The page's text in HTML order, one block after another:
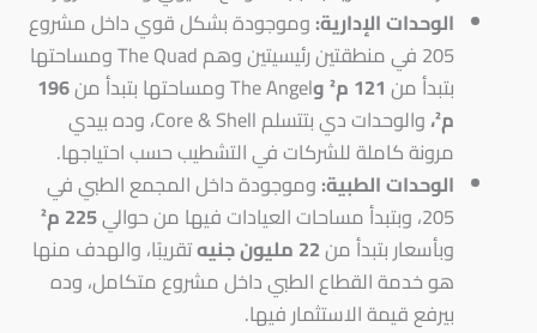
الوحدات الإدارية: وموجودة بشكل قوي داخل مشروع
205 في منطقتين رئيسيتين وهم The Quad ومساحتها
بتبدأ من
The Angel ومساحتها بتبدأ من
196
م²،
والوحدات دي بتتسلم Core & Shell، وده بيدي
مرونة كاملة للشركات في التشطيب حسب احتياجها.
الوحدات الطبية: وموجودة داخل المجمع الطبي في
205، وبتبدأ مساحات العيادات فيها من حوالي
225 م²
وبأسعار بتبدأ من
تقريبًا، والهدف منها
هو خدمة القطاع الطبي داخل مشروع متكامل، وده
بيرفع قيمة الاستثمار فيها.